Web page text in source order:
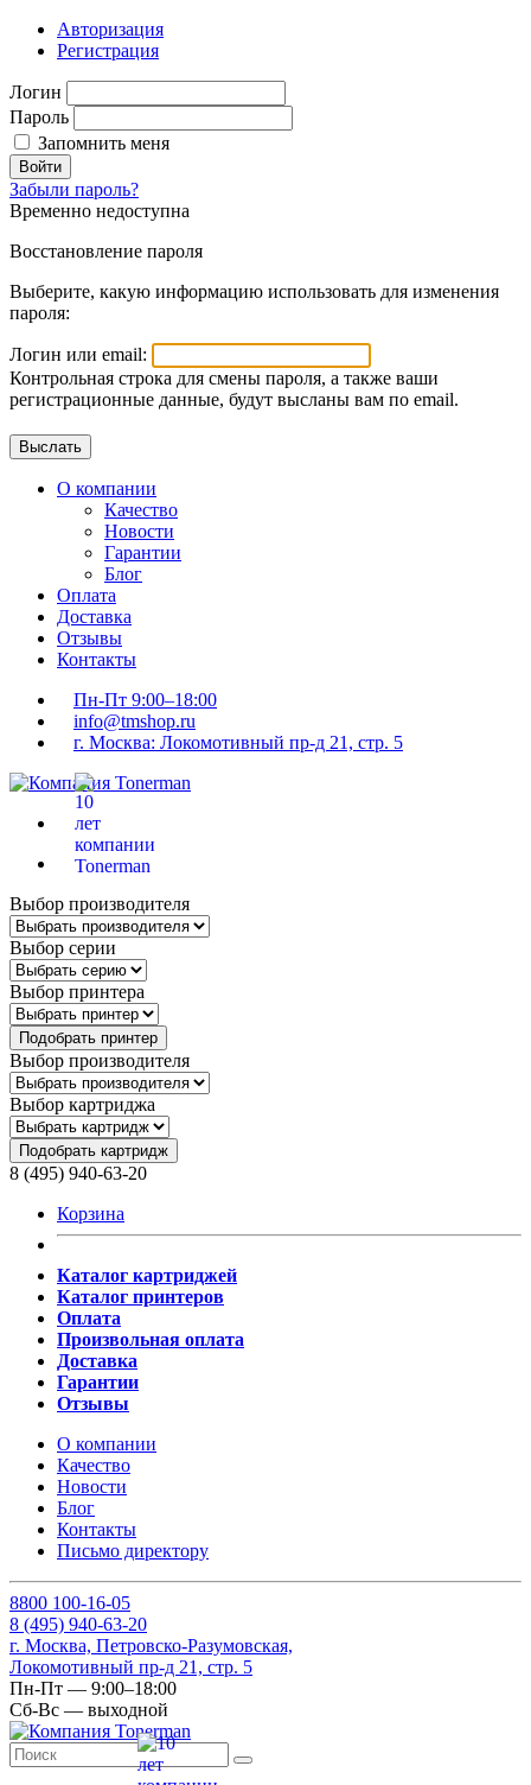
Авторизация
Регистрация
Логин
Пароль
Запомнить меня
Войти
Забыли пароль?
Временно недоступна
Восстановление пароля
Выберите, какую информацию использовать для изменения
пароля:
Логин или email:
Контрольная строка для смены пароля, а также ваши
регистрационные данные, будут высланы вам по email.
О компании
Качество
Новости
Гарантии
Блог
Оплата
Доставка
Отзывы
Контакты
Пн-Пт 9:00–18:00
info@tmshop.ru
г. Москва: Локомотивный пр-д 21, стр. 5
Выбор производителя
Выбор серии
Выбор принтера
Подобрать принтер
Выбор производителя
Выбор картриджа
Подобрать картридж
8 (495) 940-63-20
Корзина
Каталог картриджей
Каталог принтеров
Оплата
Произвольная оплата
Доставка
Гарантии
Отзывы
О компании
Качество
Новости
Блог
Контакты
Письмо директору
8800 100-16-05
8 (495) 940-63-20
г. Москва, Петровско-Разумовская,
Локомотивный пр-д 21, стр. 5
Пн-Пт — 9:00–18:00
Сб-Вс — выходной